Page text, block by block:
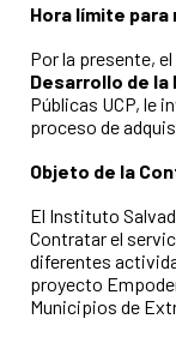
Hora límite
Por la presente, el
Desarrollo de la
Públicas UCP, le
proceso de
Objeto de la
El Instituto
Contratar el
diferentes
proyecto
Municipios de